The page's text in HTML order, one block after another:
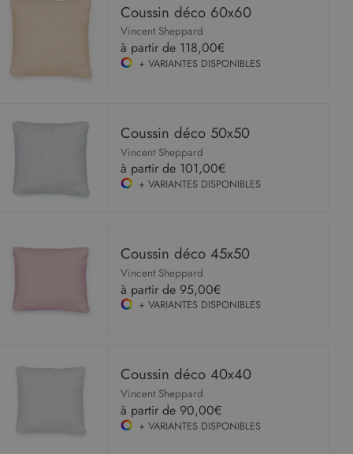
Coussin déco 60x60
Vincent Sheppard
à partir de 118,00€
+ VARIANTES DISPONIBLES
Coussin déco 50x50
Vincent Sheppard
à partir de 101,00€
+ VARIANTES DISPONIBLES
Coussin déco 45x50
Vincent Sheppard
à partir de 95,00€
+ VARIANTES DISPONIBLES
Coussin déco 40x40
Vincent Sheppard
à partir de 90,00€
+ VARIANTES DISPONIBLES